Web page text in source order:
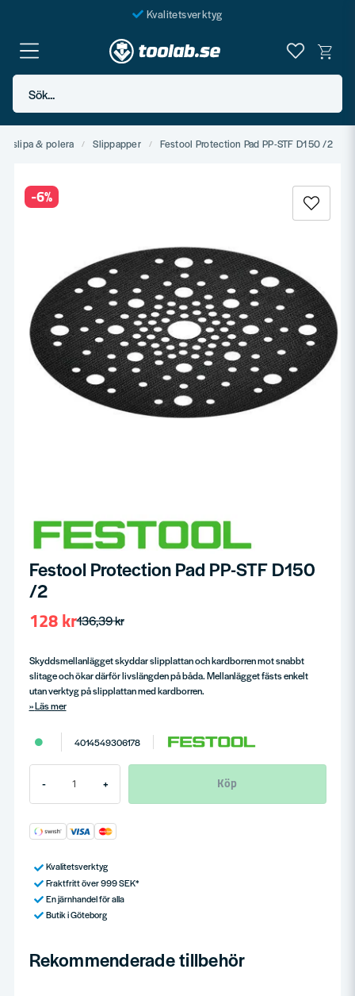
Kvalitetsverktyg
Fraktfritt över 999 SEK*
En järnhandel för alla
Sök...
slipa & polera Slippapper Festool Protection Pad PP-STF D150 /2
-6%
Festool Protection Pad PP-STF D150
/2
136,39 kr
128 kr
Skyddsmellanlägget skyddar slipplattan och kardborren mot snabbt
slitage och ökar därför livslängden på båda. Mellanlägget fästs enkelt
utan verktyg på slipplattan med kardborren.
Läs mer
4014549306178
- + Köp
Kvalitetsverktyg
Fraktfritt över 999 SEK*
En järnhandel för alla
Butik i Göteborg
Rekommenderade tillbehör